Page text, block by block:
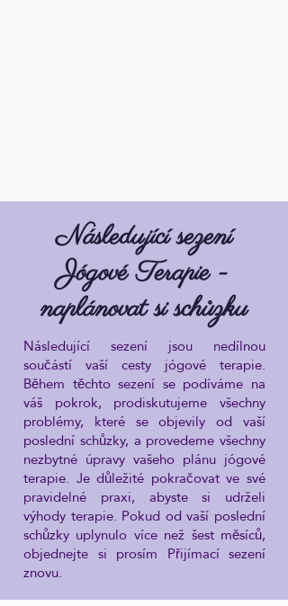
Následující sezení
Jógové Terapie -
naplánovat si schůzku
Následující sezení jsou nedílnou
součástí vaší cesty jógové terapie.
Během těchto sezení se podíváme na
váš pokrok, prodiskutujeme všechny
problémy, které se objevily od vaší
poslední schůzky, a provedeme všechny
nezbytné úpravy vašeho plánu jógové
terapie. Je důležité pokračovat ve své
pravidelné praxi, abyste si udrželi
výhody terapie. Pokud od vaší poslední
schůzky uplynulo více než šest měsíců,
objednejte si prosím Přijímací sezení
znovu.